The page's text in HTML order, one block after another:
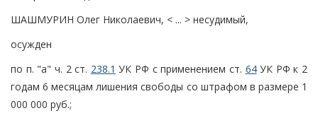
ШАШМУРИН Олег Николаевич, < ... > несудимый,
осужден
по п. "а" ч. 2 ст. 238.1 УК РФ с применением ст. 64УК РФ к 2
годам 6 месяцам лишения свободы со штрафом в размере 1
000 000 руб.;